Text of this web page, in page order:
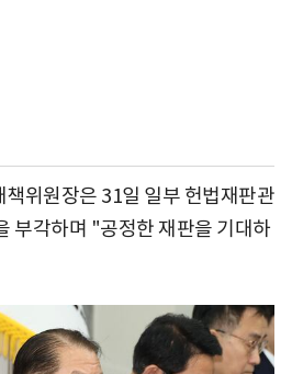
위원장은 31일 일부 헌법재판관
부각하며 "공정한 재판을 기대하